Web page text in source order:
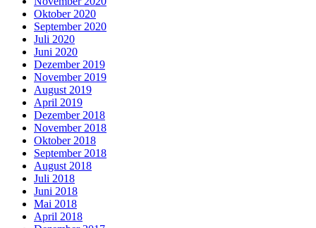
Oktober 2020
September 2020
Juli 2020
Juni 2020
Dezember 2019
November 2019
August 2019
April 2019
Dezember 2018
November 2018
Oktober 2018
September 2018
August 2018
Juli 2018
Juni 2018
Mai 2018
April 2018